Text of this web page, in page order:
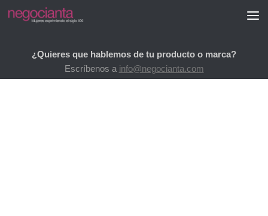
Saltar al contenido
¿Quieres que hablemos de tu producto o marca?
Escríbenos a info@negocianta.com